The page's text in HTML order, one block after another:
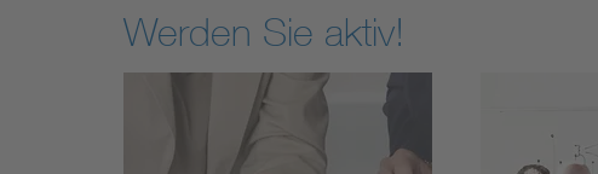
Werden Sie aktiv!